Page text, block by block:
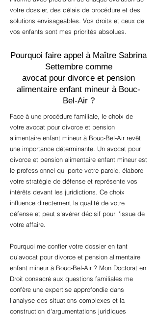
votre dossier, des délais de procédure et des
solutions envisageables. Vos droits et ceux de
vos enfants sont mes priorités absolues.
Pourquoi faire appel à Maître Sabrina
Settembre comme
avocat pour divorce et pension
alimentaire enfant mineur à Bouc-
Bel-Air ?
Face à une procédure familiale, le choix de
votre avocat pour divorce et pension
alimentaire enfant mineur à Bouc-Bel-Air revêt
une importance déterminante. Un avocat pour
divorce et pension alimentaire enfant mineur est
le professionnel qui porte votre parole, élabore
votre stratégie de défense et représente vos
intérêts devant les juridictions. Ce choix
influence directement la qualité de votre
défense et peut s'avérer décisif pour l'issue de
votre affaire.
Pourquoi me confier votre dossier en tant
qu'avocat pour divorce et pension alimentaire
enfant mineur à Bouc-Bel-Air ? Mon Doctorat en
Droit consacré aux questions familiales me
confère une expertise approfondie dans
l'analyse des situations complexes et la
construction d'argumentations juridiques